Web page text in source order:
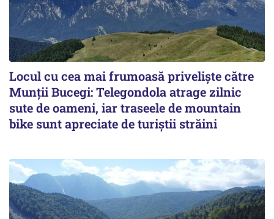
Locul cu cea mai frumoasă priveliște către
Munții Bucegi: Telegondola atrage zilnic
sute de oameni, iar traseele de mountain
bike sunt apreciate de turiștii străini